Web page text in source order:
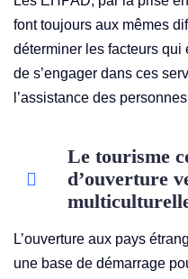
font toujours aux mêmes
déterminer les facteurs
de s’engager dans ces
l’assistance des
Le tourisme
d’ouverture
L’ouverture aux pays
une base de démarrage